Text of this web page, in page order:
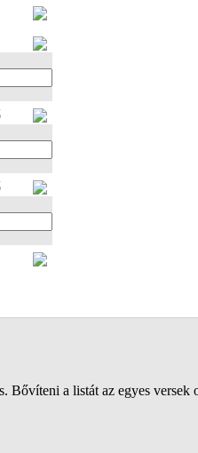
Bővíteni a listát az egyes versek